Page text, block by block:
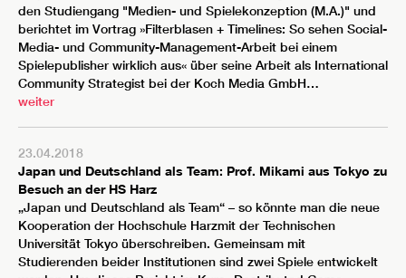
den Studiengang "Medien- und Spielekonzeption (M.A.)" und
berichtet im Vortrag »Filterblasen + Timelines: So sehen Social-
Media- und Community-Management-Arbeit bei einem
Spielepublisher wirklich aus« über seine Arbeit als International
Community Strategist bei der Koch Media GmbH…
weiter
23.04.2018
Japan und Deutschland als Team: Prof. Mikami aus Tokyo zu
Besuch an der HS Harz
„Japan und Deutschland als Team“ – so könnte man die neue
Kooperation der Hochschule Harzmit der Technischen
Universität Tokyo überschreiben. Gemeinsam mit
Studierenden beider Institutionen sind zwei Spiele entwickelt